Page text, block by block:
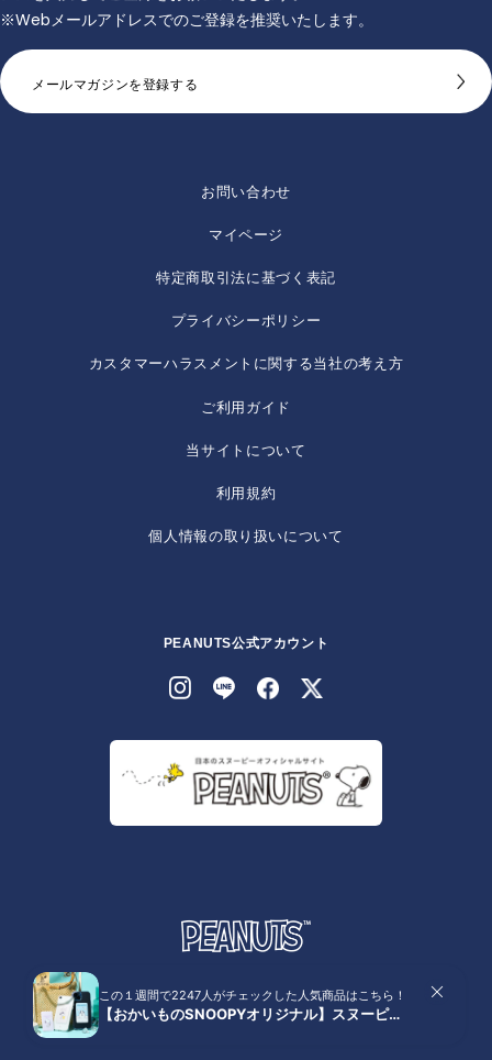
レスを入力してご登録をお願いいたします。
※Webメールアドレスでのご登録を推奨いたします。
メールマガジンを登録する
お問い合わせ
マイページ
特定商取引法に基づく表記
プライバシーポリシー
カスタマーハラスメントに関する当社の考え方
ご利用ガイド
当サイトについて
利用規約
個人情報の取り扱いについて
PEANUTS公式アカウント
© 2026 Peanuts Worldwide LLC